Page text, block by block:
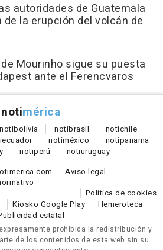
autoridades de Guatemala
la erupción del volcán de
Mourinho sigue su puesta
ante el Ferencvaros
notimérica
notibolivia notibrasil notichile
ecuador notiméxico notipanama
notiperú notiuruguay
Aviso legal
Política de cookies
Kiosko Google Play
Hemeroteca
estatal
prohibida la redistribución y
de los contenidos de esta web sin su